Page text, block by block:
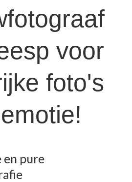
voor
foto's
en pure